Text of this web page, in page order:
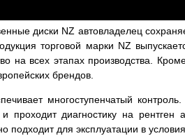
диски NZ автовладелец
торговой марки NZ
на всех этапах производства.
брендов.
многоступенчатый
проходит диагностику на
подходит для эксплуатации в